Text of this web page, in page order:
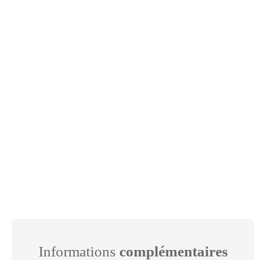
Informations complémentaires